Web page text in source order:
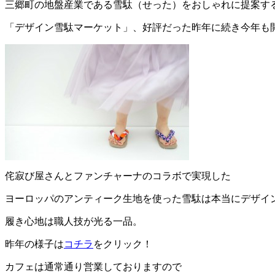
三郷町の地盤産業である雪駄（せった）をおしゃれに提案す
「デザイン雪駄マーケット」、好評だった昨年に続き今年も
侘寂び屋さんとファンチャーナのコラボで実現した
ヨーロッパのアンティーク生地を使った雪駄は本当にデザイ
履き心地は職人技が光る一品。
昨年の様子はコチラ をクリック！
カフェは通常通り営業しておりますので